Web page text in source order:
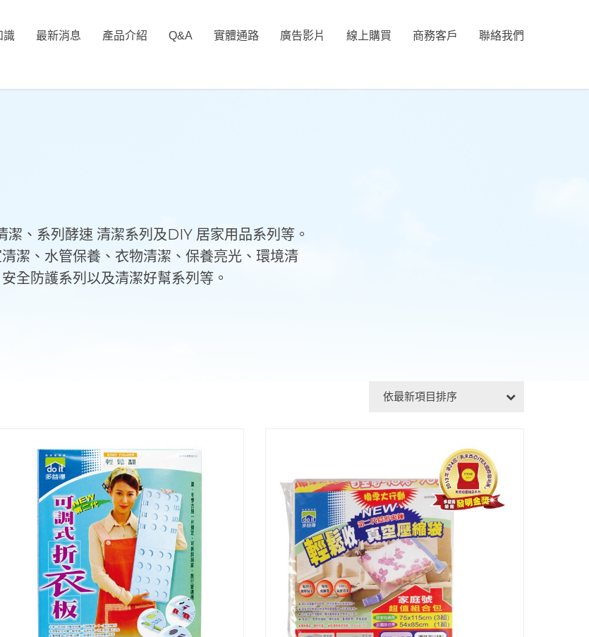
識 最新消息 產品介紹 Q&A 實體通路 廣告影片 線上購買 商務客戶 聯絡我們
、系列酵速 清潔系列及DIY 居家用品系列等。
潔、水管保養、衣物清潔、保養亮光、環境清
全防護系列以及清潔好幫系列等。
依最新項目排序